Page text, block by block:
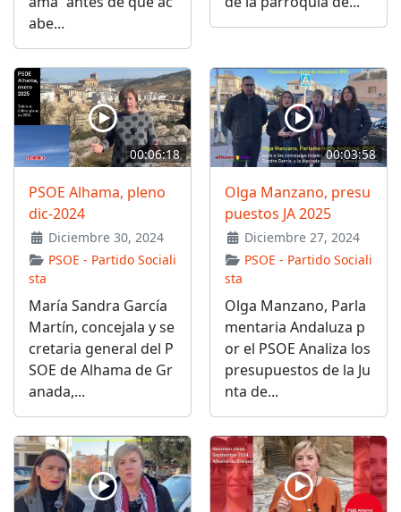
abe...
00:06:18
PSOE Alhama, pleno
dic-2024
Diciembre 30, 2024
PSOE - Partido Sociali
sta
María Sandra García
Martín, concejala y se
cretaria general del P
SOE de Alhama de Gr
anada,...
00:03:58
Olga Manzano, presu
puestos JA 2025
Diciembre 27, 2024
PSOE - Partido Sociali
sta
Olga Manzano, Parla
mentaria Andaluza p
or el PSOE Analiza los
presupuestos de la Ju
nta de...